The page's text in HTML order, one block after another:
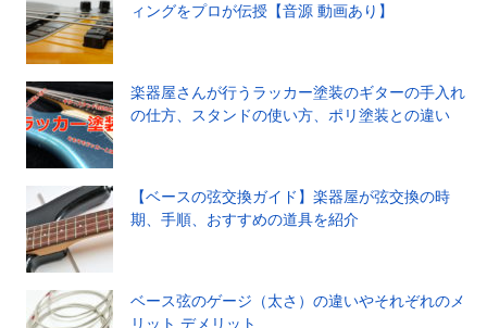
ィングをプロが伝授【音源 動画あり】
楽器屋さんが行うラッカー塗装のギターの手入れ
の仕方、スタンドの使い方、ポリ塗装との違い
【ベースの弦交換ガイド】楽器屋が弦交換の時
期、手順、おすすめの道具を紹介
ベース弦のゲージ（太さ）の違いやそれぞれのメ
リット デメリット